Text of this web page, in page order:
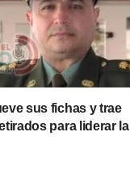
sus fichas y trae
para liderar la